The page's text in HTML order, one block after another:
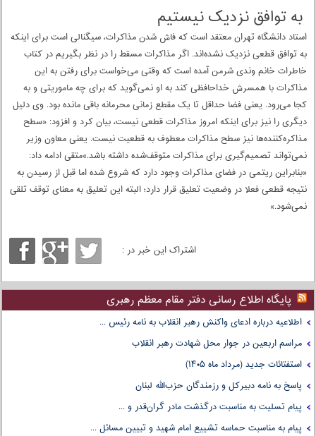
به توافق نزدیک نیستیم
استاد دانشگاه تهران معتقد است که فاش شدن مذاکرات، سیگنالی است برای اینکه
به توافق قطعی نزدیک نشده‌‌‌اند. اگر مذاکرات مسقط را در نظر بگیریم در کتاب
خاطرات خانم وندی شرمن آمده است که وقتی می‌‌‌خواست برای رفتن به این
مذاکرات با همسرش خداحافظی کند به او نمی‌‌‌گوید که برای چه ماموریتی و به
کجا می‌رود. یعنی فضا حداقل تا یک مقطع زمانی محرمانه باقی مانده بود. وی دلیل
دیگری را نیز برای اینکه امروز مذاکرات قطعی نیست، بیان کرد و افزود: «سطح
مذاکره‌کننده‌‌‌ها نیز سطح مذاکرات معطوف به قطعیت نیست. یعنی معاون وزیر
نمی‌تواند تصمیم‌گیری برای مذاکرات متوقف‌شده داشته باشد.»متقی ادامه داد:
«بنابراین ریتمی در فضای مذاکرات وجود دارد که شروع شده اما قبل از رسیدن به
نتیجه قطعی فعلا در وضعیت تعلیق قرار دارد؛ البته این تعلیق به معنای توقف تلقی
نمی‌شود.»
اشتراک این خبر در :
پایگاه اطلاع رسانی دفتر مقام معظم رهبری
اطلاعیه درباره ادعای واکنش رهبر انقلاب به نامه رئیس ...
مراسم اربعین در جوار محل شهادت رهبر انقلاب
استفتائات جدید (مرداد ماه ۱۴۰۵)
پاسخ به نامه دبیرکل و رزمندگان حزب‌الله لبنان
پیام تسلیت به مناسبت درگذشت مادر گران‌قدر و ...
پیام به مناسبت حماسه تشییع امام شهید و تبیین مسائل ...